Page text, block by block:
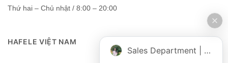
Thứ hai – Chủ nhật / 8:00 – 20:00
HAFELE VIỆT NAM
Sales Department | Chat online